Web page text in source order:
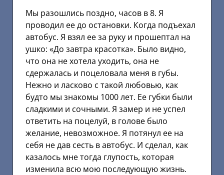
Мы разошлись поздно, часов в 8. Я
проводил ее до остановки. Когда подъехал
автобус. Я взял ее за руку и прошептал на
ушко: «До завтра красотка». Было видно,
что она не хотела уходить, она не
сдержалась и поцеловала меня в губы.
Нежно и ласково с такой любовью, как
будто мы знакомы 1000 лет. Ее губки были
сладкими и сочными. Я замер и не успел
ответить на поцелуй, в голове было
желание, невозможное. Я потянул ее на
себя не дав сесть в автобус. И сделал, как
казалось мне тогда глупость, которая
изменила всю мою последующую жизнь.